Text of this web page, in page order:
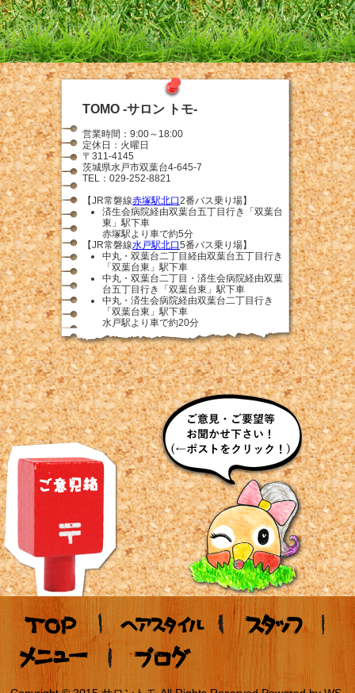
TOMO -サロン トモ-
営業時間：9:00～18:00
定休日：火曜日
〒311-4145
茨城県水戸市双葉台4-645-7
TEL：029-252-8821
【JR常磐線赤塚駅北口2番バス乗り場】
済生会病院経由双葉台五丁目行き「双葉台
東」駅下車
赤塚駅より車で約5分
【JR常磐線水戸駅北口5番バス乗り場】
中丸・双葉台二丁目経由双葉台五丁目行き
「双葉台東」駅下車
中丸・双葉台二丁目・済生会病院経由双葉
台五丁目行き「双葉台東」駅下車
中丸・済生会病院経由双葉台二丁目行き
「双葉台東」駅下車
水戸駅より車で約20分